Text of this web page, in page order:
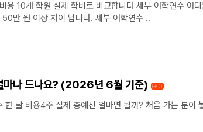
할 것 같으신가요? 같은 4주인데 학원에 따라 50만 원 이상 차이 납니다. 세부 어학연수 ..
마나 드나요? (2026년 6월 기준) HOT